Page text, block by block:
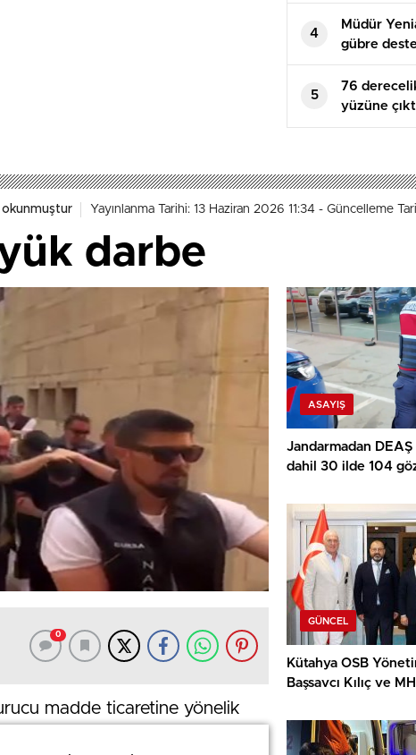
4
Müdür
gübre
5
76
yüzüne
Yayınlanma Tarihi: 13 Haziran 2026 11:34 - Güncelleme
darbe
0
madde ticaretine yönelik
102 şüpheliden 79’u
ASAYIŞ
Jandarmadan
dahil 30 ilde 104
GÜNCEL
Kütahya OSB
Başsavcı Kılıç ve